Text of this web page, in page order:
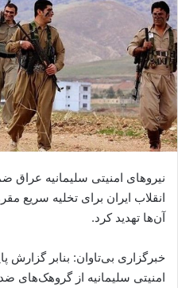
م
ی
ل
نیروهای امنیتی سلیمانیه
انقلاب ایران برای تخلیه سریع
آن‌ها تهدید کرد.
خبرگزاری بی‌تاوان: بنابر گزارش
امنیتی سلیمانیه از گروهک‌های